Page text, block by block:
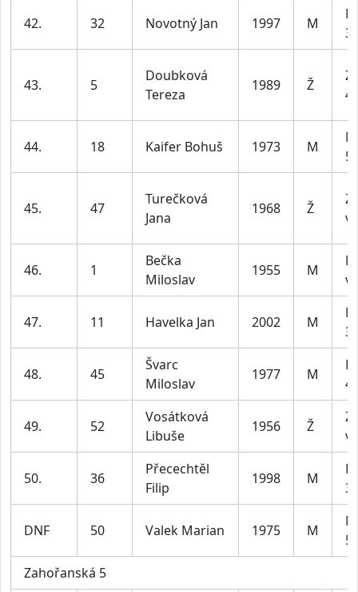
42. 32 Novotný Jan 1997 M
43. 5
Doubková
Tereza
1989 Ž
44. 18 Kaifer Bohuš 1973 M
45. 47
Turečková
Jana
1968 Ž
46. 1
Bečka
Miloslav
1955 M
47. 11 Havelka Jan 2002 M
48. 45
Švarc
Miloslav
1977 M
49. 52
Vosátková
Libuše
1956 Ž
50. 36
Přecechtěl
Filip
1998 M
DNF 50 Valek Marian 1975 M
Zahořanská 5